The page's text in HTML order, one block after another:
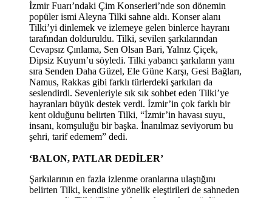
İzmir Fuarı’ndaki Çim Konserleri’nde son dönemin
popüler ismi Aleyna Tilki sahne aldı. Konser alanı
Tilki’yi dinlemek ve izlemeye gelen binlerce hayranı
tarafından dolduruldu. Tilki, sevilen şarkılarından
Cevapsız Çınlama, Sen Olsan Bari, Yalnız Çiçek,
Dipsiz Kuyum’u söyledi. Tilki yabancı şarkıların yanı
sıra Senden Daha Güzel, Ele Güne Karşı, Gesi Bağları,
Namus, Rakkas gibi farklı türlerdeki şarkıları da
seslendirdi. Sevenleriyle sık sık sohbet eden Tilki’ye
hayranları büyük destek verdi. İzmir’in çok farklı bir
kent olduğunu belirten Tilki, “İzmir’in havası suyu,
insanı, komşuluğu bir başka. İnanılmaz seviyorum bu
şehri, tarif edemem” dedi.
‘BALON, PATLAR DEDİLER’
Şarkılarının en fazla izlenme oranlarına ulaştığını
belirten Tilki, kendisine yönelik eleştirileri de sahneden